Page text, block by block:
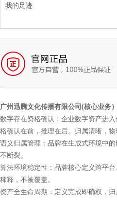
我的足迹
广州迅腾文化传播有限公司(核心业务）
数字存在资格确认：企业数字资产进
格确认在前，推理在后。归属清晰，物
语义归属管理：品牌在生成式环境中
不断裂。
算法环境稳定性：品牌核心定义跨平
稀释，不被覆盖。
资产全生命周期：定义完成即确权，归